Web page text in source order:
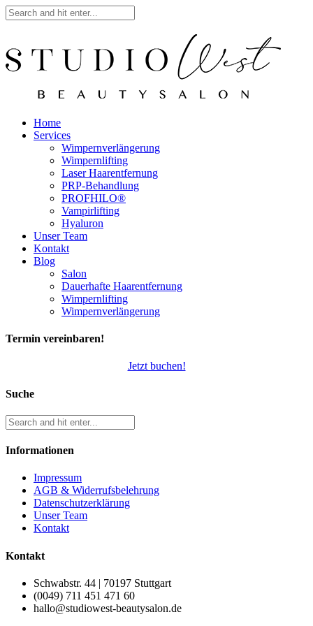
Home
Services
Wimpernverlängerung
Wimpernlifting
Laser Haarentfernung
PRP-Behandlung
PROFHILO®
Vampirlifting
Hyaluron
Unser Team
Kontakt
Blog
Salon
Dauerhafte Haarentfernung
Wimpernlifting
Wimpernverlängerung
Termin vereinbaren!
Jetzt buchen!
Suche
Informationen
Impressum
AGB & Widerrufsbelehrung
Datenschutzerklärung
Unser Team
Kontakt
Kontakt
Schwabstr. 44 | 70197 Stuttgart
(0049) 711 451 471 60
hallo@studiowest-beautysalon.de